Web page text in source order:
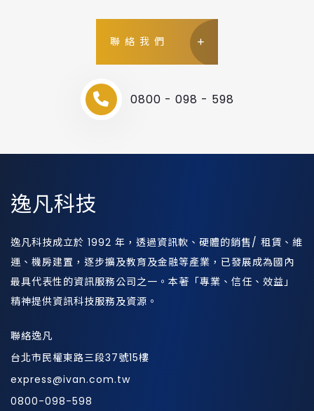
聯絡我們
0800 - 098 - 598
逸凡科技
逸凡科技成立於 1992 年，透過資訊軟、硬體的銷售/ 租賃、維
運、機房建置，逐步擴及教育及金融等產業，已發展成為國內
最具代表性的資訊服務公司之一。本著「專業、信任、效益」
精神提供資訊科技服務及資源。
聯絡逸凡
台北市民權東路三段37號15樓
express@ivan.com.tw
0800-098-598